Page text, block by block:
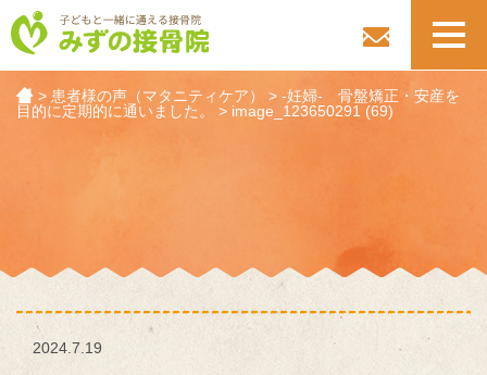
> 患者様の声（マタニティケア） >-妊婦- 骨盤矯正・安産を
目的に定期的に通いました。
> image_123650291 (69)
2024.7.19